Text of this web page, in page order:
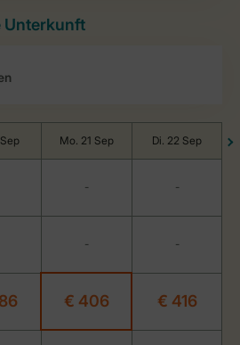
Unterkunft
Mo. 21 Sep Di. 22 Sep
- -
- -
€ 406 € 416